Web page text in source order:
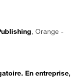
, Orange -
En entreprise,